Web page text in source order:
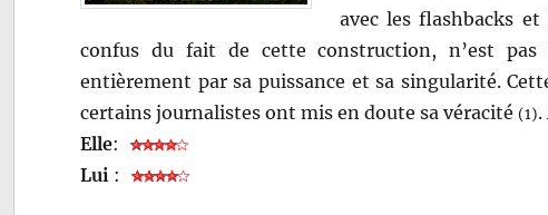
avec les flashbacks
confus du fait de cette construction, n’est
entièrement par sa puissance et sa singularité.
certains journalistes ont mis en doute sa véracité(1)
Elle:
Lui :